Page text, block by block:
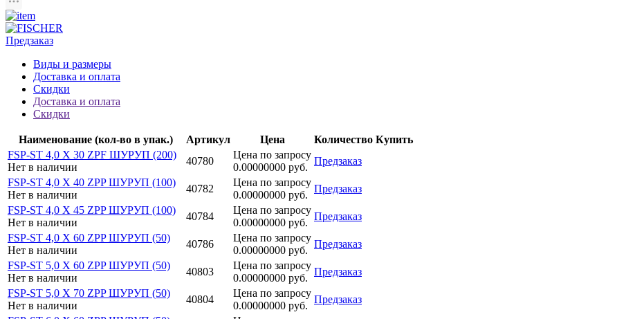
Предзаказ
Виды и размеры
Доставка и оплата
Скидки
Доставка и оплата
Скидки
Наименование (кол-во в упак.) Артикул Цена Количество Купить
FSP-ST 4,0 X 30 ZPF ШУРУП (200)
Нет в наличии
40780
Цена по запросу
0.00000000 руб.
Предзаказ
FSP-ST 4,0 X 40 ZPP ШУРУП (100)
Нет в наличии
40782
Цена по запросу
0.00000000 руб.
Предзаказ
FSP-ST 4,0 X 45 ZPP ШУРУП (100)
Нет в наличии
40784
Цена по запросу
0.00000000 руб.
Предзаказ
FSP-ST 4,0 X 60 ZPP ШУРУП (50)
Нет в наличии
40786
Цена по запросу
0.00000000 руб.
Предзаказ
FSP-ST 5,0 X 60 ZPP ШУРУП (50)
Нет в наличии
40803
Цена по запросу
0.00000000 руб.
Предзаказ
FSP-ST 5,0 X 70 ZPP ШУРУП (50)
Нет в наличии
40804
Цена по запросу
0.00000000 руб.
Предзаказ